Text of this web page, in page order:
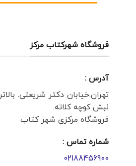
فروشگاه شهرکتاب مرکز
آدرس :
تهران.خیابان دکتر شریعتی.
نبش کوچه کلاته.
فروشگاه مرکزی شهر کتاب
شماره تماس :
02188456900